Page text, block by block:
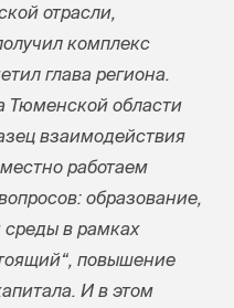
отрасли,
комплекс
глава региона.
Тюменской области
взаимодействия
работаем
образование,
в рамках
повышение
И в этом